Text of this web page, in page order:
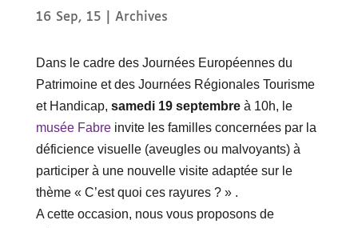
16 Sep, 15 Archives
Dans le cadre des Journées Européennes du
Patrimoine et des Journées Régionales Tourisme
et Handicap, samedi 19 septembreà 10h, le
musée Fabreinvite les familles concernées par la
déficience visuelle (aveugles ou malvoyants) à
participer à une nouvelle visite adaptée sur le
thème « C’est quoi ces rayures ? » .
A cette occasion, nous vous proposons de